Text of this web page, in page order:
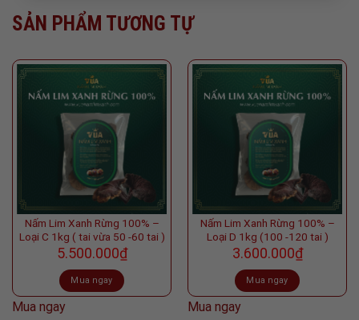
SẢN PHẨM TƯƠNG TỰ
Nấm Lim Xanh Rừng 100% –
Loại C 1kg ( tai vừa 50 -60 tai )
5.500.000₫
Mua ngay
Mua ngay
Nấm Lim Xanh Rừng 100% –
Loại D 1kg (100 -120 tai )
3.600.000₫
Mua ngay
Mua ngay